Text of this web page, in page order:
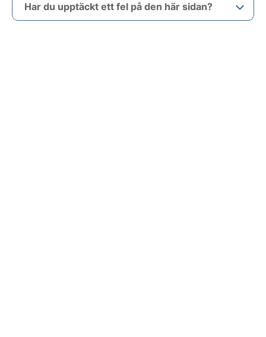
Har du upptäckt ett fel på den här sidan?